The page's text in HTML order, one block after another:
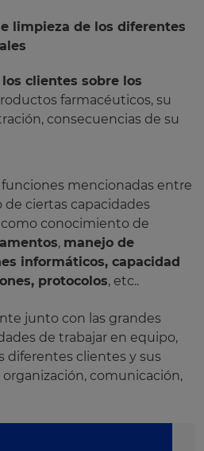
limpieza de los diferentes
clientes sobre los
farmacéuticos, su
consecuencias de su
mencionadas entre
ciertas capacidades
conocimiento de
, manejo de
informáticos, capacidad
protocolos, etc..
junto con las grandes
de trabajar en equipo,
diferentes clientes y sus
comunicación,